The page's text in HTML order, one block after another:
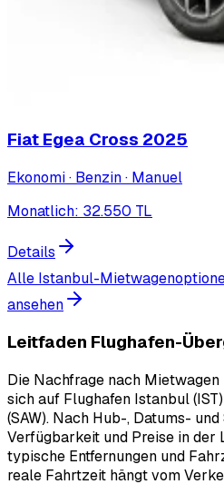
Fiat Egea Cross 2025
Ekonomi · Benzin · Manuel
Monatlich: 32.550 TL
Details
Alle Istanbul-
ansehen
Leitfaden Flughafen-
Die Nachfrage nach
sich auf Flughafen Istanbul
(SAW). Nach Hub-, Datums-
Verfügbarkeit und Preise in der
typische Entfernungen und
reale Fahrtzeit hängt vom